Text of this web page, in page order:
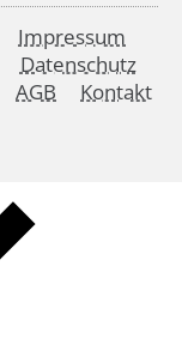
Impressum
Datenschutz
AGB
Kontakt